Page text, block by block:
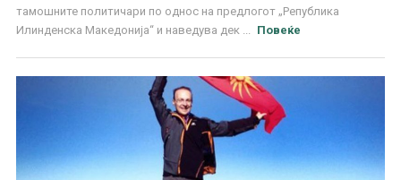
тамошните политичари по однос на предлогот „Република
Илинденска Македонија“ и наведува дек ...
Повеќе